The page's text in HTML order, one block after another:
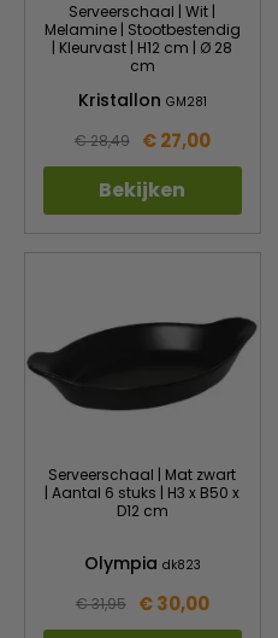
Serveerschaal | Wit |
Melamine | Stootbestendig
| Kleurvast | H12 cm | Ø 28
cm
Kristallon GM281
€ 28,49 € 27,00
Bekijken
Serveerschaal | Mat zwart
| Aantal 6 stuks | H3 x B50 x
D12 cm
Olympia dk823
€ 31,95 € 30,00